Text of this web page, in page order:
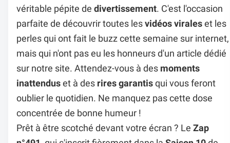
véritable pépite de divertissement. C'est l'occasion
parfaite de découvrir toutes les vidéos virales et les
perles qui ont fait le buzz cette semaine sur internet,
mais qui n'ont pas eu les honneurs d'un article dédié
sur notre site. Attendez-vous à des moments
inattendus et à des rires garantis qui vous feront
oublier le quotidien. Ne manquez pas cette dose
concentrée de bonne humeur !
Prêt à être scotché devant votre écran ? Le Zap